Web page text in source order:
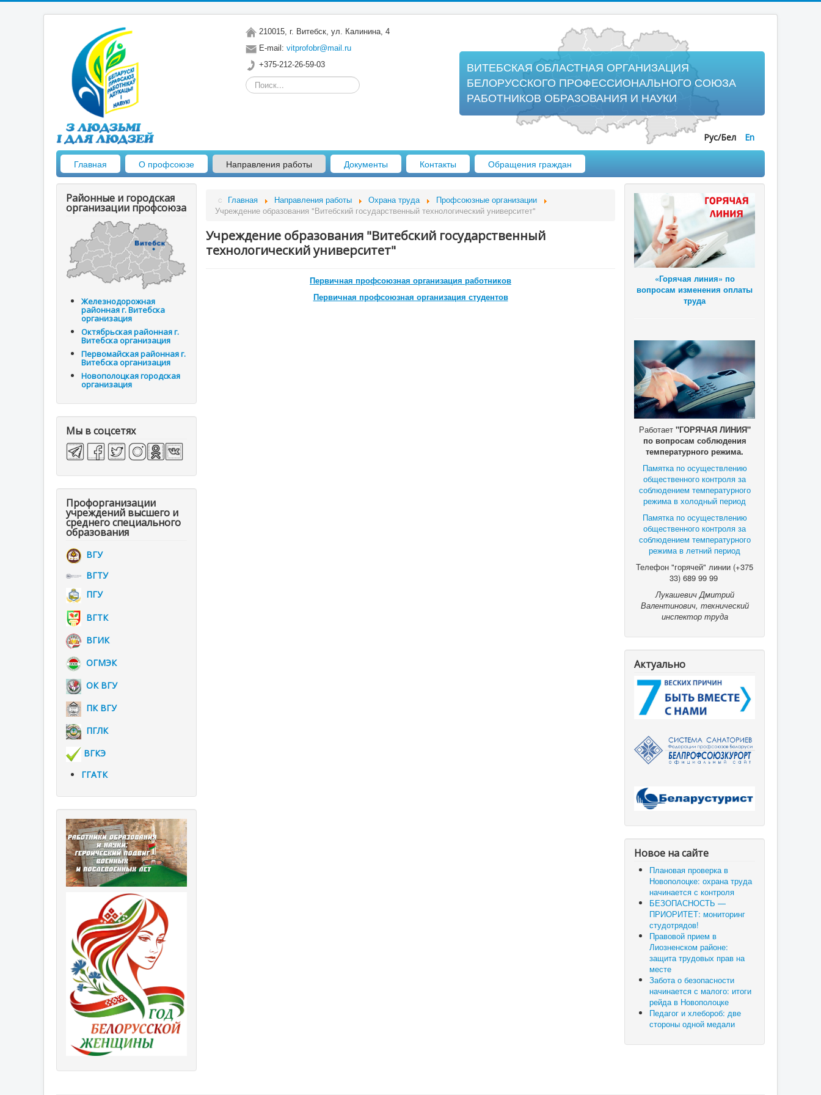
ВИТЕБСКАЯ ОБЛАСТНАЯ ОРГАНИЗАЦИЯ
БЕЛОРУССКОГО ПРОФЕССИОНАЛЬНОГО СОЮЗА
РАБОТНИКОВ ОБРАЗОВАНИЯ И НАУКИ
210015, г. Витебск, ул. Калинина, 4
E-mail: vitprofobr@mail.ru
+375-212-26-59-03
Искать...
Рус/Бел En
Главная О профсоюзе Направления работы Документы Контакты Обращения граждан
Районные и городская
организации профсоюза
Железнодорожная
районная г. Витебска
организация
Октябрьская районная г.
Витебска организация
Первомайская районная г.
Витебска организация
Новополоцкая городская
организация
Мы в соцсетях
Профорганизации
учреждений высшего и
среднего специального
образования
ВГУ
ВГТУ
ПГУ
ВГТК
ВГИК
ОГМЭК
ОК ВГУ
ПК ВГУ
ПГЛК
ВГКЭ
ГГАТК
Главная Направления работы Охрана труда
Профсоюзные организации
Учреждение образования "Витебский государственный технологический университет"
Учреждение образования "Витебский государственный
технологический университет"
Первичная профсоюзная организация работников
Первичная профсоюзная организация студентов
«Горячая линия» по
вопросам изменения оплаты
труда
Работает "ГОРЯЧАЯ ЛИНИЯ"
по вопросам соблюдения
температурного режима.
Памятка по осуществлению
общественного контроля за
соблюдением температурного
режима в холодный период
Памятка по осуществлению
общественного контроля за
соблюдением температурного
режима в летний период
Телефон "горячей" линии (+375
33) 689 99 99
Лукашевич Дмитрий
Валентинович, технический
инспектор труда
Актуально
Новое на сайте
Плановая проверка в
Новополоцке: охрана труда
начинается с контроля
БЕЗОПАСНОСТЬ —
ПРИОРИТЕТ: мониторинг
студотрядов!
Правовой прием в
Лиозненском районе:
защита трудовых прав на
месте
Забота о безопасности
начинается с малого: итоги
рейда в Новополоцке
Педагог и хлебороб: две
стороны одной медали